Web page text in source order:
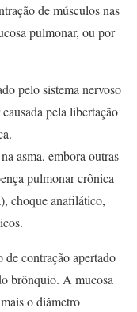
de músculos nas
pulmonar, ou por
pelo sistema nervoso
pela libertação
asma, embora outras
pulmonar crônica
choque anafilático,
contração apertado
brônquio. A mucosa
o diâmetro